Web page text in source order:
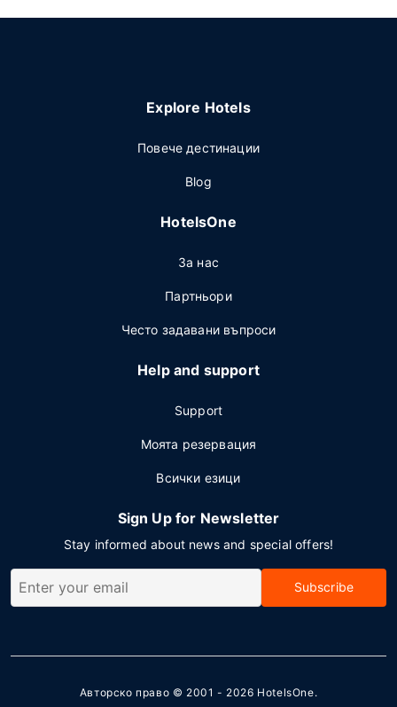
Explore Hotels
Повече дестинации
Blog
HotelsOne
За нас
Партньори
Често задавани въпроси
Help and support
Support
Моята резервация
Всички езици
Sign Up for Newsletter
Stay informed about news and special offers!
Subscribe
Авторско право © 2001 - 2026 HotelsOne.